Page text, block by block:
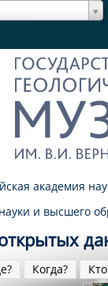
академия
и высшего
Когда?